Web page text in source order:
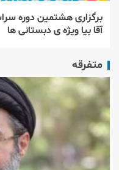
برگزاری هشتمین دوره
آقا بیا ویژه ی دبستانی ها
متفرقه